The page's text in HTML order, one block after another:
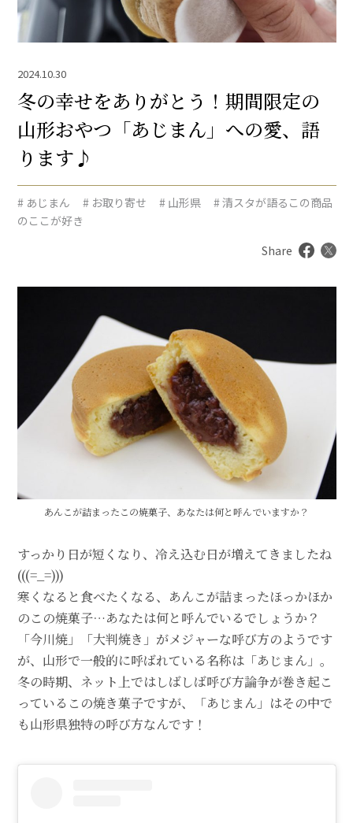
2024.10.30
冬の幸せをありがとう！期間限定の
山形おやつ「あじまん」への愛、語
ります♪
# あじまん # お取り寄せ # 山形県
# 清スタが語るこの商品
のここが好き
Share
あんこが詰まったこの焼菓子、あなたは何と呼んでいますか？
すっかり日が短くなり、冷え込む日が増えてきましたね
(((=_=)))
寒くなると食べたくなる、あんこが詰まったほっかほか
のこの焼菓子…あなたは何と呼んでいるでしょうか？
「今川焼」「大判焼き」がメジャーな呼び方のようです
が、山形で一般的に呼ばれている名称は「あじまん」。
冬の時期、ネット上ではしばしば呼び方論争が巻き起こ
っているこの焼き菓子ですが、「あじまん」はその中で
も山形県独特の呼び方なんです！